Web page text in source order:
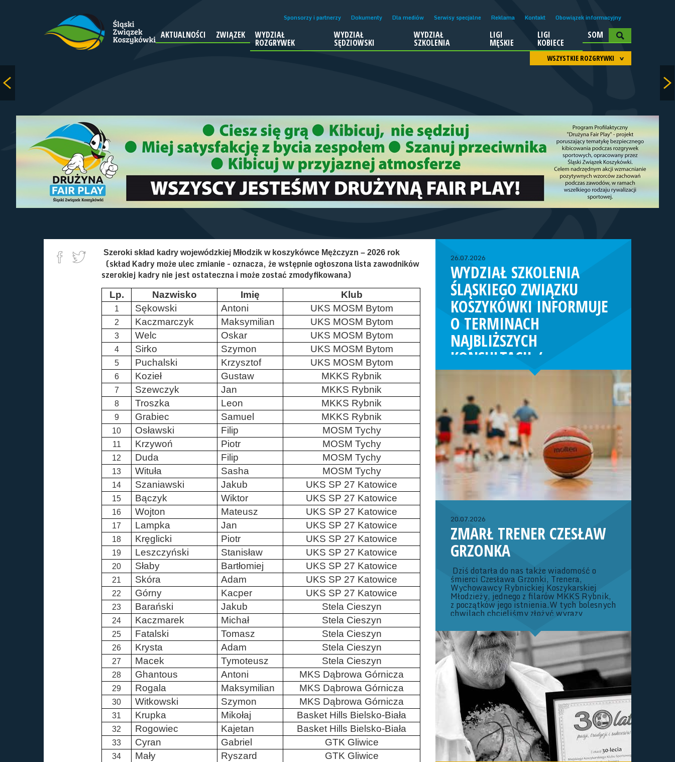
Sponsorzy i partnerzy Dokumenty Dla mediów Serwisy specjalne Reklama Kontakt Obowiązek informacyjny
AKTUALNOŚCI ZWIĄZEK WYDZIAŁ
ROZGRYWEK
WYDZIAŁ
SĘDZIOWSKI
WYDZIAŁ
SZKOLENIA
LIGI
MĘSKIE
LIGI
KOBIECE
SOM
WSZYSTKIE ROZGRYWKI
Szeroki skład kadry wojewódzkiej Młodzik w koszykówce Mężczyzn – 2026 rok
(skład Kadry może ulec zmianie - oznacza, że wstępnie ogłoszona lista zawodników
szerokiej kadry nie jest ostateczna i może zostać zmodyfikowana)
Lp. Nazwisko Imię Klub
1 Sękowski Antoni UKS MOSM Bytom
2 Kaczmarczyk Maksymilian UKS MOSM Bytom
3 Welc Oskar UKS MOSM Bytom
4 Sirko Szymon UKS MOSM Bytom
5 Puchalski Krzysztof UKS MOSM Bytom
6 Kozieł Gustaw MKKS Rybnik
7 Szewczyk Jan MKKS Rybnik
8 Troszka Leon MKKS Rybnik
9 Grabiec Samuel MKKS Rybnik
10 Osławski Filip MOSM Tychy
11 Krzywoń Piotr MOSM Tychy
12 Duda Filip MOSM Tychy
13 Wituła Sasha MOSM Tychy
14 Szaniawski Jakub UKS SP 27 Katowice
15 Bączyk Wiktor UKS SP 27 Katowice
16 Wojton Mateusz UKS SP 27 Katowice
17 Lampka Jan UKS SP 27 Katowice
18 Kręglicki Piotr UKS SP 27 Katowice
19 Leszczyński Stanisław UKS SP 27 Katowice
20 Słaby Bartłomiej UKS SP 27 Katowice
21 Skóra Adam UKS SP 27 Katowice
22 Górny Kacper UKS SP 27 Katowice
23 Barański Jakub Stela Cieszyn
24 Kaczmarek Michał Stela Cieszyn
25 Fatalski Tomasz Stela Cieszyn
26 Krysta Adam Stela Cieszyn
27 Macek Tymoteusz Stela Cieszyn
28 Ghantous Antoni MKS Dąbrowa Górnicza
29 Rogala Maksymilian MKS Dąbrowa Górnicza
30 Witkowski Szymon MKS Dąbrowa Górnicza
31 Krupka Mikołaj Basket Hills Bielsko-Biała
32 Rogowiec Kajetan Basket Hills Bielsko-Biała
33 Cyran Gabriel GTK Gliwice
34 Mały Ryszard GTK Gliwice
26.07.2026
WYDZIAŁ SZKOLENIA
ŚLĄSKIEGO ZWIĄZKU
KOSZYKÓWKI INFORMUJE
O TERMINACH
NAJBLIŻSZYCH
KONSULTACJI /
TURNIEJÓW KADRY
WOJEWÓDZKIEJ (ROCZNIK
2013/2014)
Dziewczęta:02-04.10.26 r. - Konsultacja
szkoleniowa (Strumień)23-25.10.26 r. -
Konsultacja szkoleniowa (Strumień)06-
08.11.26 r. – Konsultacja szkoleniowa
(Strumień)20-22.11.26 r. – Turniej OOM o
rozstawienie Dywizji ATrenerzy: Adam
Kubaszczyk, Iwona Szymik
20.07.2026
ZMARŁ TRENER CZESŁAW
GRZONKA
Dziś dotarła do nas także wiadomość o
śmierci Czesława Grzonki, Trenera,
Wychowawcy Rybnickiej Koszykarskiej
Młodzieży, jednego z filarów MKKS Rybnik,
z początków jego istnienia.W tych bolesnych
chwilach chcieliśmy złożyć wyrazy
Bliskim Zmarłego. Zarząd oraz Członkowie
Śląskiego Związku Koszykówki Nie da się
ukryć, że mamy dziś bardzo smutny dzień
dla Śląskiego Basketu.